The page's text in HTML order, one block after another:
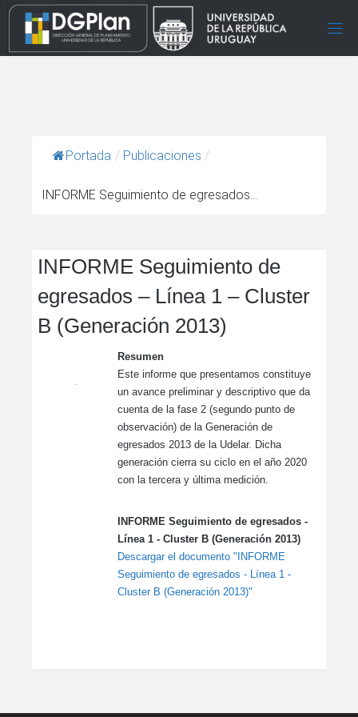
Portada / Publicaciones /
INFORME Seguimiento de egresados...
INFORME Seguimiento de
egresados – Línea 1 – Cluster
B (Generación 2013)
Resumen
Este informe que presentamos constituye
un avance preliminar y descriptivo que da
cuenta de la fase 2 (segundo punto de
observación) de la Generación de
egresados 2013 de la Udelar. Dicha
generación cierra su ciclo en el año 2020
con la tercera y última medición.
INFORME Seguimiento de egresados -
Línea 1 - Cluster B (Generación 2013)
Descargar el documento "INFORME
Seguimiento de egresados - Línea 1 -
Cluster B (Generación 2013)"